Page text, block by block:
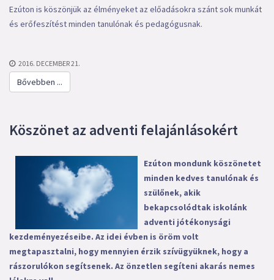
Ezúton is köszönjük az élményeket az előadásokra szánt sok munkát
és erőfeszítést minden tanulónak és pedagógusnak.
2016. DECEMBER 21.
Bővebben ...
Köszönet az adventi felajánlásokért
Ezúton mondunk köszönetet
minden kedves tanulónak és
szülőnek, akik
bekapcsolódtak iskolánk
adventi jótékonysági
kezdeményezéseibe. Az idei évben is öröm volt
megtapasztalni, hogy mennyien érzik szívügyüknek, hogy a
rászorulókon segítsenek. Az önzetlen segíteni akarás nemes